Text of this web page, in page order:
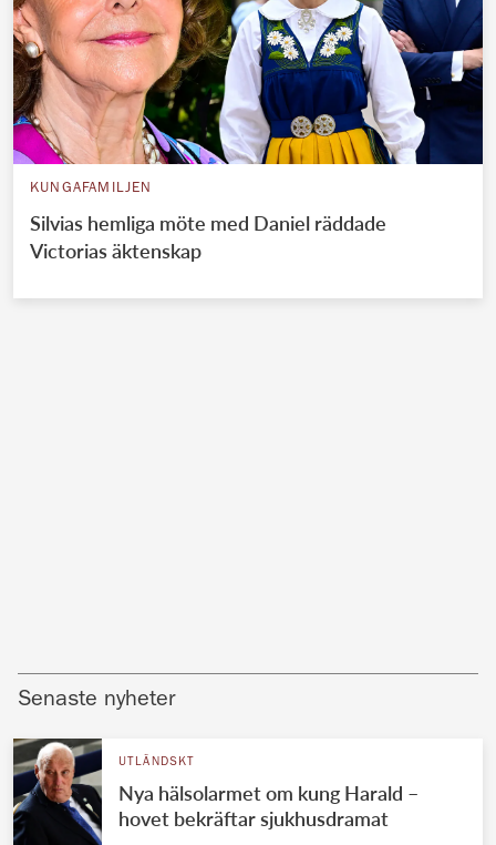
KUNGAFAMILJEN
Silvias hemliga möte med Daniel räddade
Victorias äktenskap
Senaste nyheter
UTLÄNDSKT
Nya hälsolarmet om kung Harald –
hovet bekräftar sjukhusdramat